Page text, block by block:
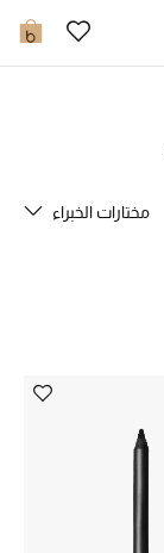
0
مختارات الخبراء